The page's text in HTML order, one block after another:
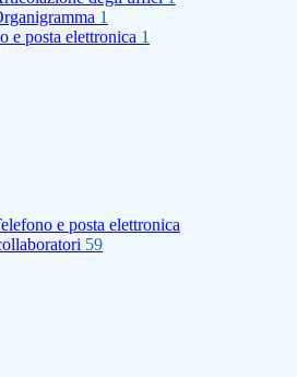
1
e posta elettronica 1
e posta elettronica
59